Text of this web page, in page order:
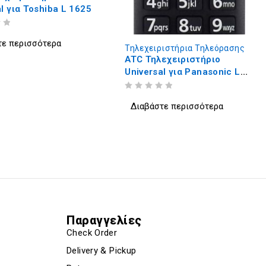
Τηλεόρασης
Τηλεχειριστήρια Τηλεόρασης
Τηλεχειριστήριο Universal
για Samsung L 800
Διαβάστε περισσότερα
Παραγγελίες
Check Order
Delivery & Pickup